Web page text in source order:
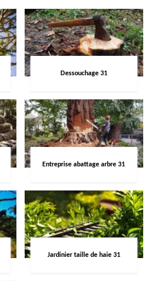
Dessouchage 31
Entreprise abattage arbre 31
Jardinier taille de haie 31